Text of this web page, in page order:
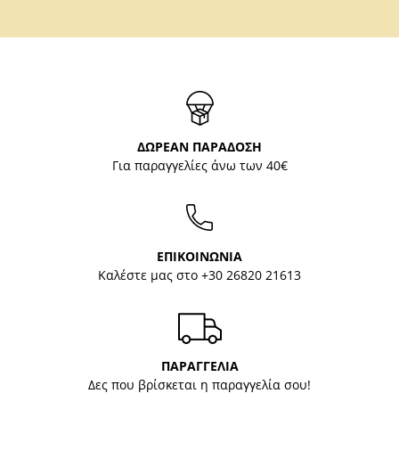
ΔΩΡΕΑΝ ΠΑΡΑΔΟΣΗ
Για παραγγελίες άνω των 40€
ΕΠΙΚΟΙΝΩΝΙΑ
Καλέστε μας στο +30 26820 21613
ΠΑΡΑΓΓΕΛΙΑ
Δες που βρίσκεται η παραγγελία σου!